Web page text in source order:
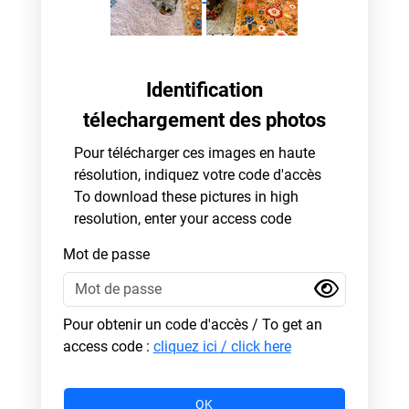
Identification
télechargement des photos
Pour télécharger ces images en haute
résolution, indiquez votre code d'accès
To download these pictures in high
resolution, enter your access code
Mot de passe
Pour obtenir un code d'accès / To get an
access code : cliquez ici / click here